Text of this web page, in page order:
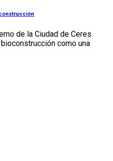
de la Ciudad de Ceres
como una